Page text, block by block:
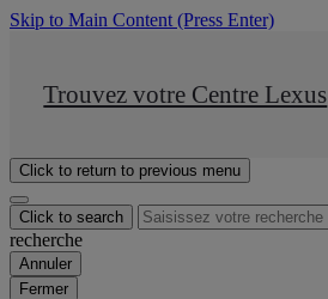
Skip to Main Content (Press Enter)
STOP DRIVE Takata
Trouvez votre Centre Lexus
Click to return to previous menu
Click to search
recherche
Annuler
Fermer